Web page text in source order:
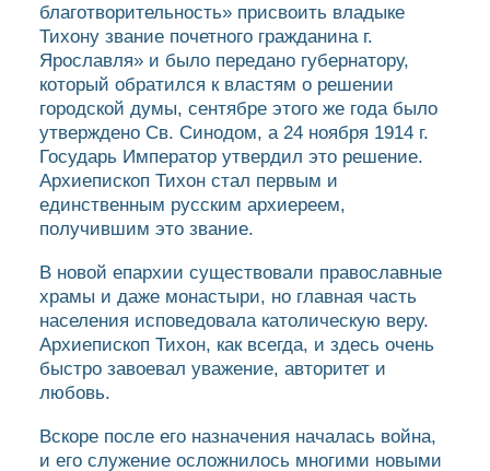
благотворительность» присвоить владыке
Тихону звание почетного гражданина г.
Ярославля» и было передано губернатору,
который обратился к властям о решении
городской думы, сентябре этого же года было
утверждено Св. Синодом, а 24 ноября 1914 г.
Государь Император утвердил это решение.
Архиепископ Тихон стал первым и
единственным русским архиереем,
получившим это звание.
В новой епархии существовали православные
храмы и даже монастыри, но главная часть
населения исповедовала католическую веру.
Архиепископ Тихон, как всегда, и здесь очень
быстро завоевал уважение, авторитет и
любовь.
Вскоре после его назначения началась война,
и его служение осложнилось многими новыми